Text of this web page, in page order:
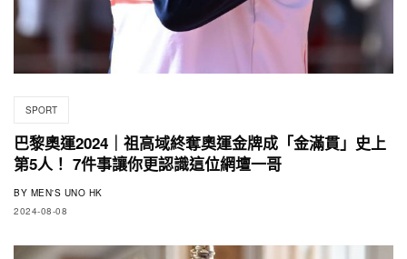
SPORT
巴黎奧運2024｜祖高域終奪奧運金牌成「金滿貫」史上
第5人！ 7件事讓你更認識這位網壇一哥
BY MEN'S UNO HK
2024-08-08